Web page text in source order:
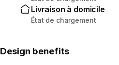
Livraison à domicile
État de chargement
Design benefits